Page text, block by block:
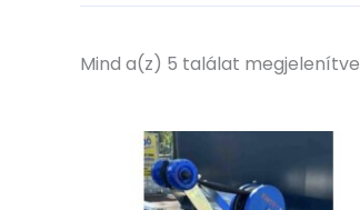
Mind a(z) 5 találat megjelenítve